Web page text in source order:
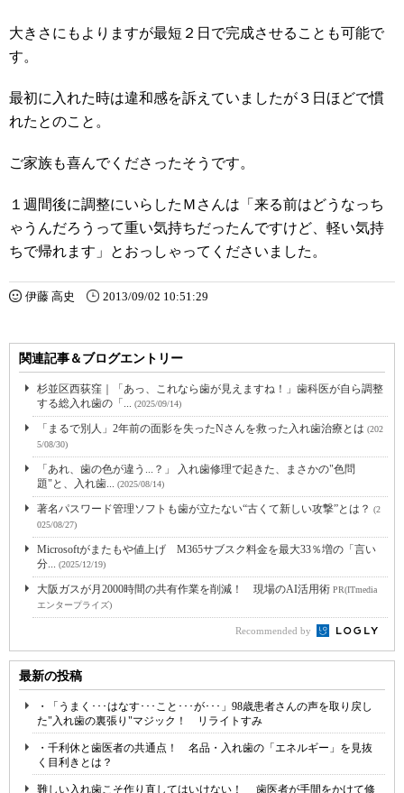
大きさにもよりますが最短２日で完成させることも可能で
す。
最初に入れた時は違和感を訴えていましたが３日ほどで慣
れたとのこと。
ご家族も喜んでくださったそうです。
１週間後に調整にいらしたＭさんは「来る前はどうなっち
ゃうんだろうって重い気持ちだったんですけど、軽い気持
ちで帰れます」とおっしゃってくださいました。
伊藤 高史 2013/09/02 10:51:29
関連記事＆ブログエントリー
杉並区西荻窪｜「あっ、これなら歯が見えますね！」歯科医が自ら調整
する総入れ歯の「... (2025/09/14)
「まるで別人」2年前の面影を失ったNさんを救った入れ歯治療とは (202
5/08/30)
「あれ、歯の色が違う...？」 入れ歯修理で起きた、まさかの"色問
題"と、入れ歯... (2025/08/14)
著名パスワード管理ソフトも歯が立たない“古くて新しい攻撃”とは？ (2
025/08/27)
Microsoftがまたもや値上げ M365サブスク料金を最大33％増の「言い
分... (2025/12/19)
大阪ガスが月2000時間の共有作業を削減！ 現場のAI活用術 PR(ITmedia
エンタープライズ)
Recommended by
最新の投稿
・「うまく･･･はなす･･･こと･･･が･･･」98歳患者さんの声を取り戻し
た"入れ歯の裏張り"マジック！ リライトすみ
・千利休と歯医者の共通点！ 名品・入れ歯の「エネルギー」を見抜
く目利きとは？
難しい入れ歯こそ作り直してはいけない！ 歯医者が手間をかけて修